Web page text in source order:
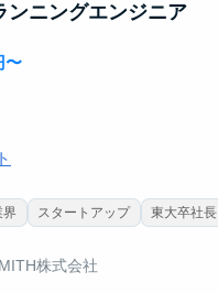
ンニングエンジニア
〜
界 スタートアップ 東大卒社長
株式会社